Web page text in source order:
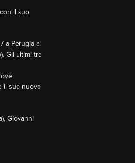
il suo
a Perugia al
Gli ultimi tre
il suo nuovo
Giovanni